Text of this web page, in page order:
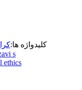
کلیدواژه ها:
s
ethics